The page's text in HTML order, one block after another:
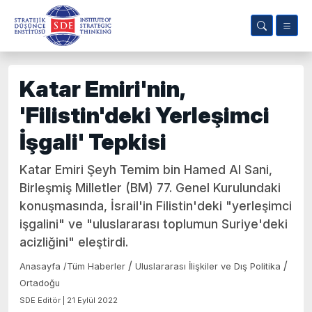
Katar Emiri'nin,
'Filistin'deki Yerleşimci
İşgali' Tepkisi
Katar Emiri Şeyh Temim bin Hamed Al Sani,
Birleşmiş Milletler (BM) 77. Genel Kurulundaki
konuşmasında, İsrail'in Filistin'deki "yerleşimci
işgalini" ve "uluslararası toplumun Suriye'deki
acizliğini" eleştirdi.
Anasayfa /Tüm Haberler / Uluslararası İlişkiler ve Dış Politika /
Ortadoğu
SDE Editör | 21 Eylül 2022